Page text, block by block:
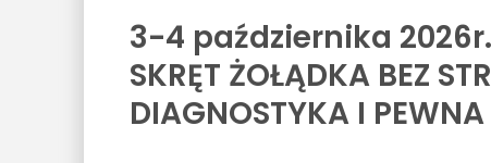
3-4 października 2026r.
SKRĘT ŻOŁĄDKA BEZ
DIAGNOSTYKA I